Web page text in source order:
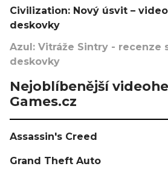
Civilization: Nový úsvit –
deskovky
Azul: Vitráže Sintry - recenze
deskovky
Nejoblíbenější
Games.cz
Assassin's Creed
Grand Theft Auto